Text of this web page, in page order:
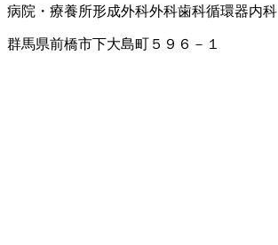
病院・療養所形成外科外科歯科循環器内科
群馬県前橋市下大島町５９６－１